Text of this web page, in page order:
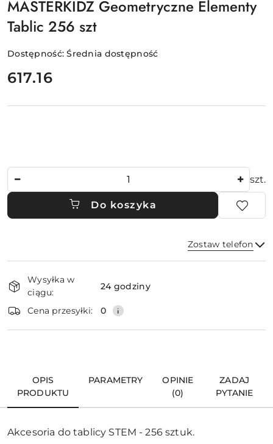
MASTERKIDZ Geometryczne Elementy
Tablic 256 szt
Dostępność:Średnia dostępność
cena:
617.16
szt.
Do koszyka
Zostaw telefon
i
dostawa
Wysyłka w
ciągu:
24 godziny
Cena przesyłki: 0
OPIS
PRODUKTU
PARAMETRY
OPINIE
(0)
ZADAJ
PYTANIE
Akcesoria do tablicy STEM - 256 sztuk.